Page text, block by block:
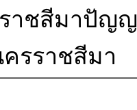
ราชสีมาปัญ
รราชสีมา